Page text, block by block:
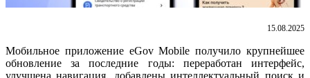
15.08.2025
Мобильное приложение eGov Mobile получило крупнейшее
обновление за последние годы: переработан интерфейс,
улучшена навигация, добавлены интеллектуальный поиск и